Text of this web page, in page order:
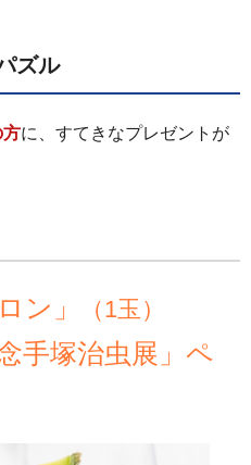
ズル
方に、すてきなプレゼントが
ン」 （1玉）
手塚治虫展」ペ